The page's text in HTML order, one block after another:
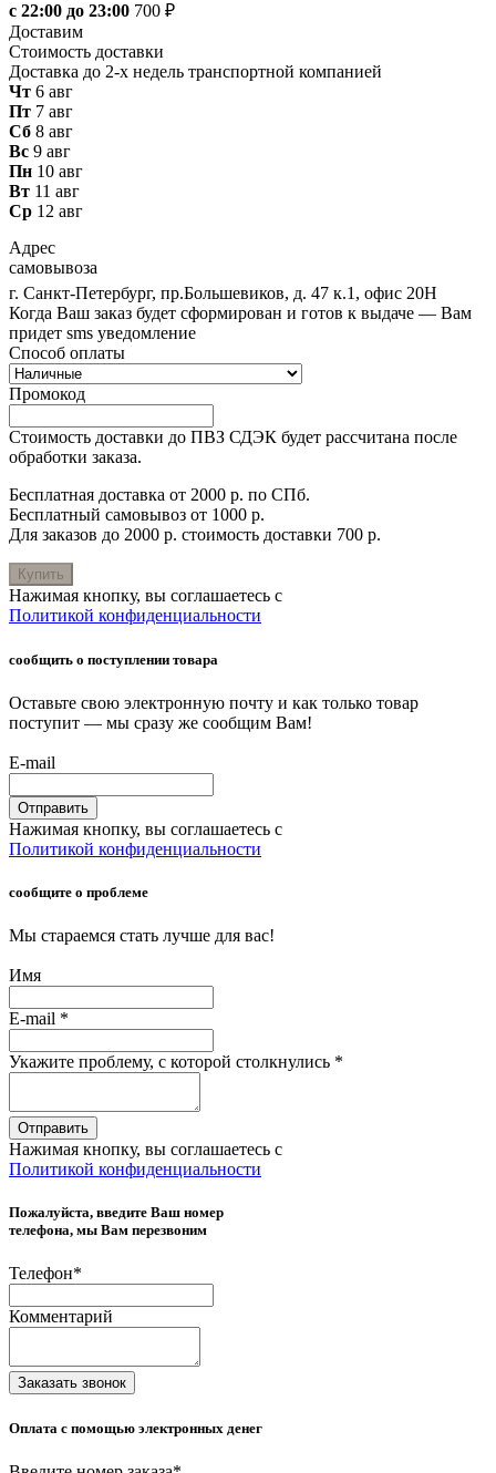
с 22:00 до 23:00 700 ₽
Доставим
Стоимость доставки
Доставка до 2-х недель транспортной компанией
Чт 6 авг
Пт 7 авг
Сб 8 авг
Вс 9 авг
Пн 10 авг
Вт 11 авг
Ср 12 авг
Адрес
самовывоза
г. Санкт-Петербург, пр.Большевиков, д. 47 к.1, офис 20Н
Когда Ваш заказ будет сформирован и готов к выдаче — Вам
придет sms уведомление
Способ оплаты
Промокод
Стоимость доставки до ПВЗ СДЭК будет рассчитана после
обработки заказа.
Бесплатная доставка от 2000 р. по СПб.
Бесплатный самовывоз от 1000 р.
Для заказов до 2000 р. стоимость доставки 700 р.
Купить
Нажимая кнопку, вы соглашаетесь с
Политикой конфиденциальности
сообщить о поступлении товара
Оставьте свою электронную почту и как только товар
поступит — мы сразу же сообщим Вам!
E-mail
Отправить
Нажимая кнопку, вы соглашаетесь с
Политикой конфиденциальности
сообщите о проблеме
Мы стараемся стать лучше для вас!
Имя
E-mail *
Укажите проблему, с которой столкнулись *
Отправить
Нажимая кнопку, вы соглашаетесь с
Политикой конфиденциальности
Пожалуйста, введите Ваш номер
телефона, мы Вам перезвоним
Телефон*
Комментарий
Заказать звонок
Оплата с помощью электронных денег